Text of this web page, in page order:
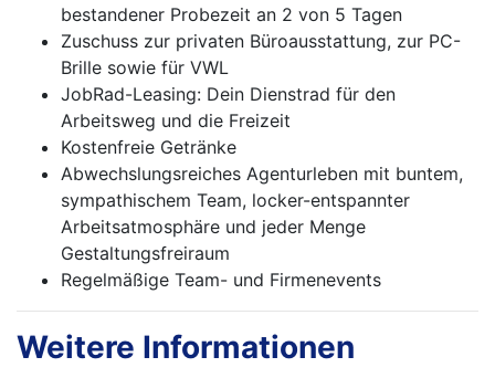
bestandener Probezeit an 2 von 5 Tagen
Zuschuss zur privaten Büroausstattung, zur PC-
Brille sowie für VWL
JobRad-Leasing: Dein Dienstrad für den
Arbeitsweg und die Freizeit
Kostenfreie Getränke
Abwechslungsreiches Agenturleben mit buntem,
sympathischem Team, locker-entspannter
Arbeitsatmosphäre und jeder Menge
Gestaltungsfreiraum
Regelmäßige Team- und Firmenevents
Weitere Informationen